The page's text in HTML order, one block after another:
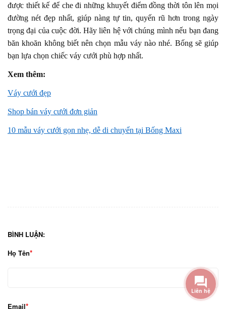
được thiết kế để che đi những khuyết điểm đồng thời tôn lên mọi
đường nét đẹp nhất, giúp nàng tự tin, quyến rũ hơn trong ngày
trọng đại của cuộc đời. Hãy liên hệ với chúng mình nếu bạn đang
băn khoăn không biết nên chọn mẫu váy nào nhé. Bống sẽ giúp
bạn lựa chọn chiếc váy cưới phù hợp nhất.
Xem thêm:
Váy cưới đẹp
Shop bán váy cưới đơn giản
10 mẫu váy cưới gọn nhẹ, dễ di chuyển tại Bống Maxi
BÌNH LUẬN:
Họ Tên
Email